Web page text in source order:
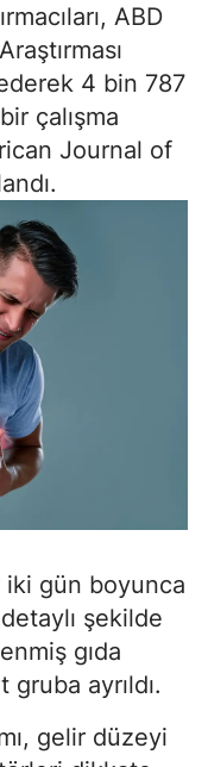
ABD
4 bin 787
çalışma
Journal of
iki gün boyunca
şekilde
gıda
ayrıldı.
gelir düzeyi